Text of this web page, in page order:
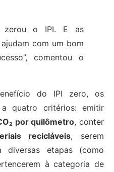
zerou o IPI. E as
com um bom
comentou o
do IPI zero, os
quatro critérios: emitir
por quilômetro, conter
recicláveis, serem
diversas etapas (como
à categoria de